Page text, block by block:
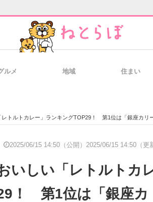
経
製
ルメ 地域 住まい
ー」ランキングTOP29！ 第1位は「銀座カリー（明治）」【2025年最新調査結果
2025/06/15 14:50（公開） 2025/06/15 14:50（更
いしい「レトルトカ
！ 第1位は「銀座カ